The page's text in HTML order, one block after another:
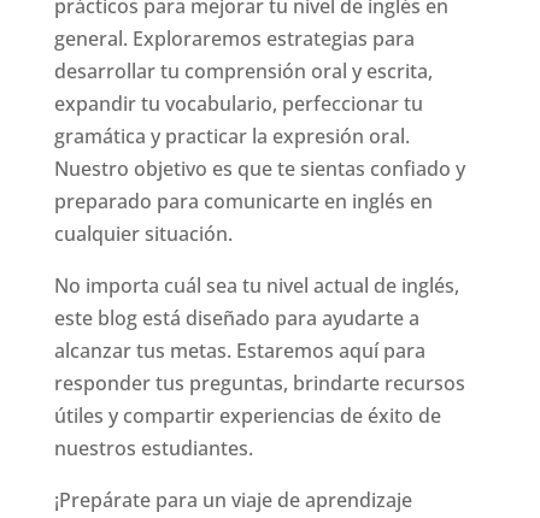
prácticos para mejorar tu nivel de inglés en
general. Exploraremos estrategias para
desarrollar tu comprensión oral y escrita,
expandir tu vocabulario, perfeccionar tu
gramática y practicar la expresión oral.
Nuestro objetivo es que te sientas confiado y
preparado para comunicarte en inglés en
cualquier situación.
No importa cuál sea tu nivel actual de inglés,
este blog está diseñado para ayudarte a
alcanzar tus metas. Estaremos aquí para
responder tus preguntas, brindarte recursos
útiles y compartir experiencias de éxito de
nuestros estudiantes.
¡Prepárate para un viaje de aprendizaje